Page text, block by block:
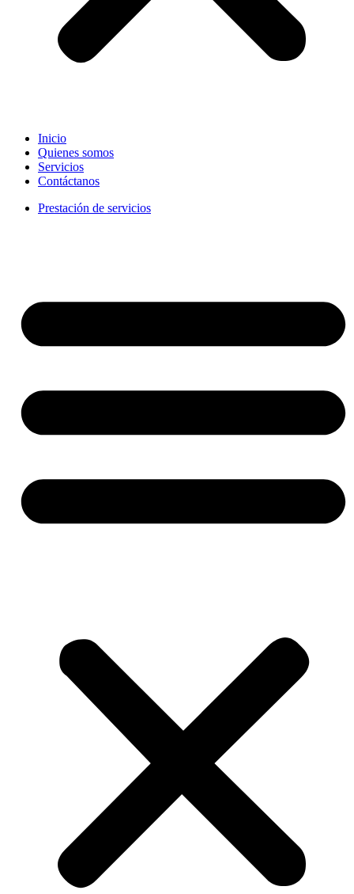
Inicio
Quienes somos
Servicios
Contáctanos
Prestación de servicios